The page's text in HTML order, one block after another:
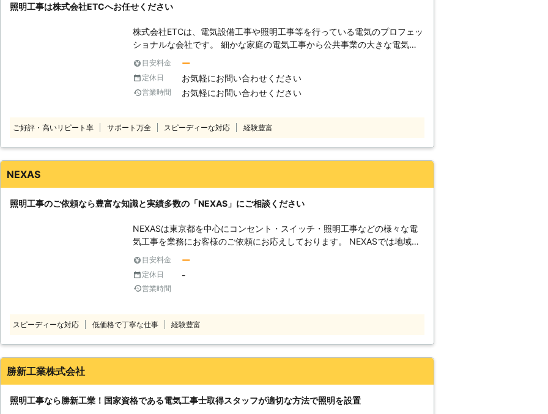
は電気工事と建物技術管理を専門とする総合建物管理会社です。照明に関す
店舗の電気関係のトラブルは簡単に原因がわかることは少ないものです。し
かし、弊社のスタッフは30年の経験から、早い段階で原因を特定しスムー
ズな対応を可能としています。建物の技術管理もモンマユニバーサルテクノ
株式会社へお任せください。 オフィスやお店の照明はランニングコストの
中で多くの割合を占めています。コスト削減のため蛍光灯からLEDへ交換を
す。照明工事から管理までトータルして承りますので、お気軽にご相談くだ
照明工事は株式会社ETCへお任せください
株式会社ETCは、電気設備工事や照明工事等を行っている電気のプロフェッ
ショナルな会社です。 細かな家庭の電気工事から公共事業の大きな電気工
事まで承っています。 【照明工事】 こんなときは、株式会社ETCへお任せ
ください。 ・蛍光灯の安定器を交換したいとき。 ・ダウンライトの設置を
したいとき。 ・ダウンライトの交換したいとき。 ・通所の蛍光灯からLED
の照明に交換したいとき。 ・信頼できる業者に照明工事を依頼したいと
工いたします。 親切・丁寧なスタッフがご相談に応じますのでご安心くだ
さい。 電気のことならまずは、なんでも株式会社ETCへご連絡ください。
目安料金 ー
定休日 お気軽にお問い合わせください
営業時間 お気軽にお問い合わせください
ご好評・高いリピート率 サポート万全 スピーディーな対応 経験豊富
NEXAS
照明工事のご依頼なら豊富な知識と実績多数の「NEXAS」にご相談ください
NEXASは東京都を中心にコンセント・スイッチ・照明工事などの様々な電
気工事を業務にお客様のご依頼にお応えしております。 NEXASでは地域密
着型でお客様に少しでも喜んで頂ける様、外注業者などは一切送らず、弊社
専属の経験・知識・ノウハウが豊富なスタッフがお客様のお宅に直接お伺い
いたします。 日々の生活の中で起きる電気系統のトラブルを弊社が解決い
たします！ どんな小さなご相談・ご依頼にも親切・丁寧に対応いたします
NEXASにお任せください！ お客様のご依頼、スタッフ一同、心からお待ち
しております。 【NEXASの照明工事】 NEXASでは照明工事のご相談も承
っております。 ●現在使用している物からオシャレな照明に変えたい。 ●
天井が高くて自分では出来ないので代わりに照明を取り付けてほしい。 ●
い。 ●インテリアとして照明を設置したいがどれがいいか分からない。
etc... 照明工事のご依頼でしたら、NEXASに遠慮なくご相談ください。 設
置後のアフターフォローなどのご依頼も承っております。
目安料金 ー
定休日 -
営業時間
スピーディーな対応 低価格で丁寧な仕事 経験豊富
勝新工業株式会社
照明工事なら勝新工業！国家資格である電気工事士取得スタッフが適切な方法で照明を設置